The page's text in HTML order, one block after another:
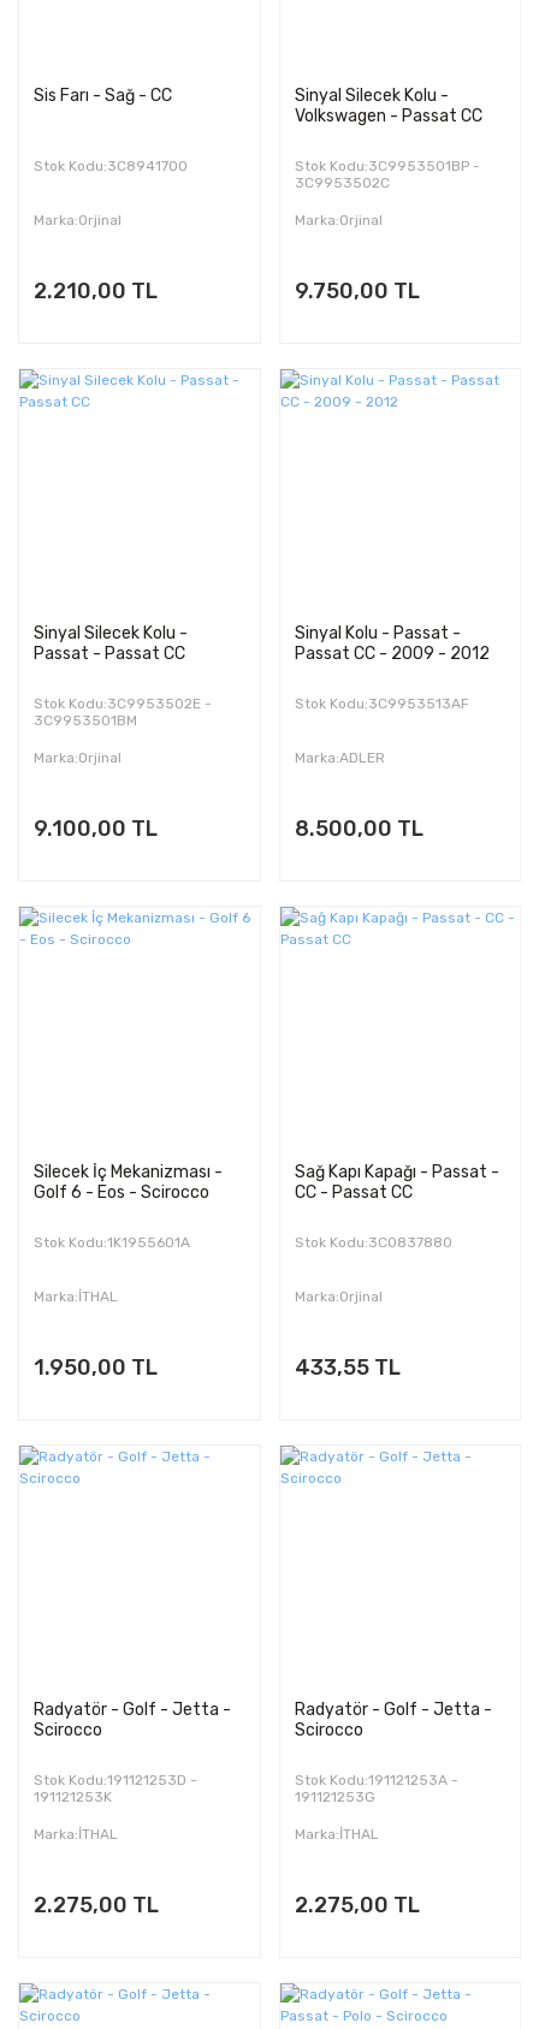
Sis Farı - Sağ - CC
Stok Kodu:3C8941700
Marka:Orjinal
2.210,00 TL
Sinyal Silecek Kolu -
Volkswagen - Passat CC
Stok Kodu:3C9953501BP -
3C9953502C
Marka:Orjinal
9.750,00 TL
Sinyal Silecek Kolu -
Passat - Passat CC
Stok Kodu:3C9953502E -
3C9953501BM
Marka:Orjinal
9.100,00 TL
Sinyal Kolu - Passat -
Passat CC - 2009 - 2012
Stok Kodu:3C9953513AF
Marka:ADLER
8.500,00 TL
Silecek İç Mekanizması -
Golf 6 - Eos - Scirocco
Stok Kodu:1K1955601A
Marka:İTHAL
1.950,00 TL
Sağ Kapı Kapağı - Passat -
CC - Passat CC
Stok Kodu:3C0837880
Marka:Orjinal
433,55 TL
Radyatör - Golf - Jetta -
Scirocco
Stok Kodu:191121253D -
191121253K
Marka:İTHAL
2.275,00 TL
Radyatör - Golf - Jetta -
Scirocco
Stok Kodu:191121253A -
191121253G
Marka:İTHAL
2.275,00 TL